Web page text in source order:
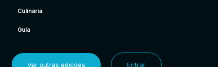
Culinária
Gula
Ver outras edições Entrar